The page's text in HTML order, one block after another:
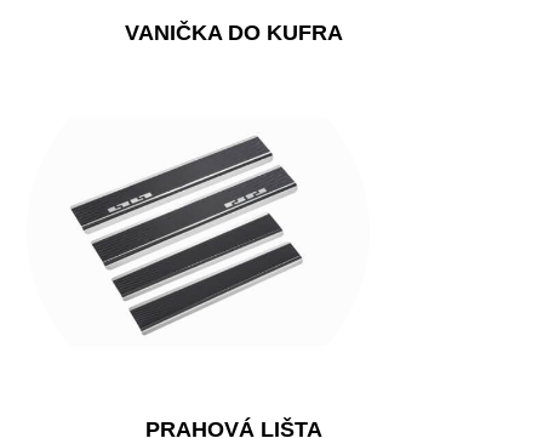
VANIČKA DO KUFRA
PRAHOVÁ LIŠTA